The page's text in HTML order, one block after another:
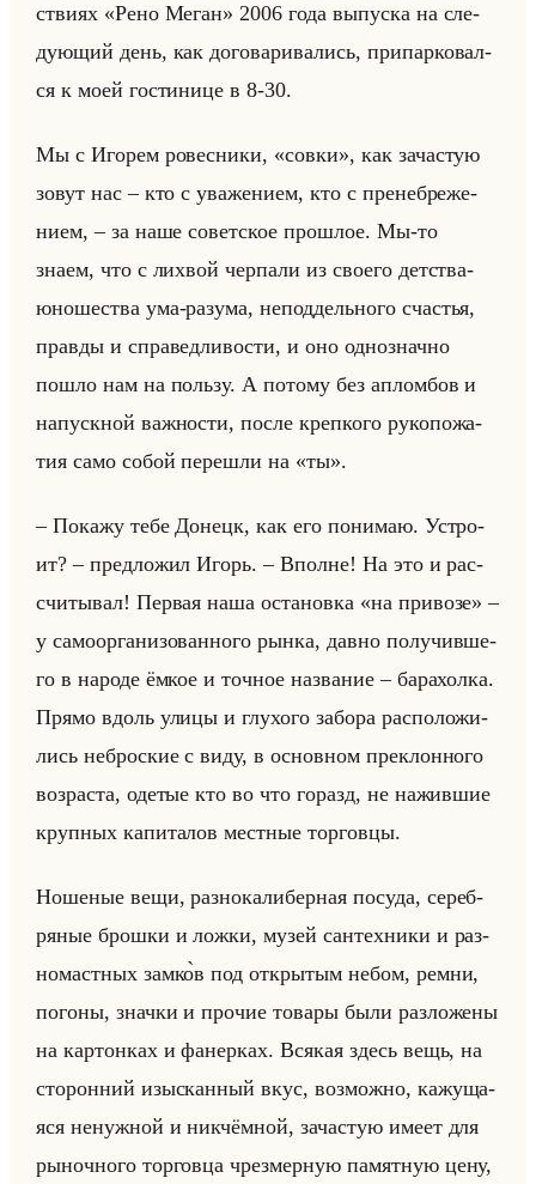
стви­ях «Рено Меган» 2006 года вы­пус­ка на сле­
ду­ющий день, как до­го­ва­ри­ва­лись, при­пар­ко­вал­
ся к моей го­сти­ни­це в 8-30.
Мы с Иго­рем ро­вес­ни­ки, «совки», как за­ча­стую
зовут нас – кто с ува­же­ни­ем, кто с пре­не­бре­же­
ни­ем, – за наше со­вет­ское про­шлое. Мы-то
знаем, что с лих­вой чер­па­ли из сво­его дет­ства-
юно­ше­ства ума-ра­зу­ма, непод­дельно­го сча­стья,
прав­ды и спра­вед­ли­во­сти, и оно од­но­знач­но
пошло нам на пользу. А по­то­му без аплом­бов и
на­пуск­ной важ­но­сти, после креп­ко­го ру­ко­по­жа­
тия само собой пе­ре­шли на «ты».
– По­ка­жу тебе До­нецк, как его по­ни­маю. Устро­
ит? – пред­ло­жил Игорь. – Вполне! На это и рас­
счи­ты­вал! Пер­вая наша оста­нов­ка «на привозе» –
у са­мо­ор­га­ни­зо­ван­но­го рынка, давно по­лу­чив­ше­
го в на­ро­де ёмкое и точ­ное на­зва­ние – ба­ра­хол­ка.
Прямо вдоль улицы и глу­хо­го за­бо­ра рас­по­ло­жи­
лись неброс­кие с виду, в ос­нов­ном пре­клон­но­го
воз­рас­та, оде­тые кто во что го­разд, не на­жив­шие
круп­ных ка­пи­та­лов мест­ные тор­гов­цы.
Но­ше­ные вещи, раз­но­ка­ли­бер­ная по­су­да, се­реб­
ря­ные брош­ки и ложки, музей сан­тех­ни­ки и раз­
но­маст­ных замко̀в под от­кры­тым небом, ремни,
по­го­ны, знач­ки и про­чие то­ва­ры были раз­ло­же­ны
на кар­тон­ках и фа­нер­ках. Вся­кая здесь вещь, на
сто­рон­ний изыс­кан­ный вкус, воз­мож­но, ка­жу­ща­
яся ненуж­ной и ник­чём­ной, за­ча­стую имеет для
ры­ноч­но­го тор­гов­ца чрез­мер­ную па­мят­ную цену,